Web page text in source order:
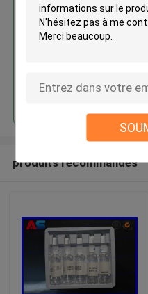
Hcg
Continuer
produits recommandés